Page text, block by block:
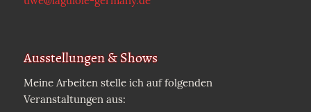
Ausstellungen & Shows
Meine Arbeiten stelle ich auf folgenden
Veranstaltungen aus: